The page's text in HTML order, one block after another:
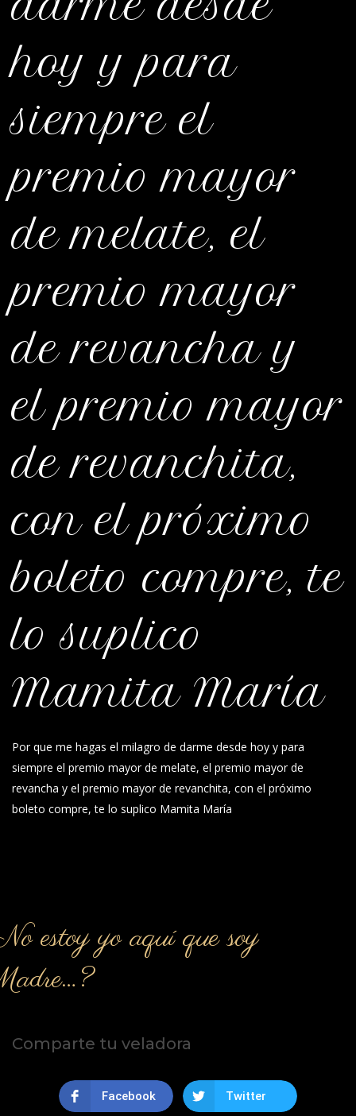
hoy y para
siempre el
premio mayor
de melate, el
premio mayor
de revancha y
el premio mayor
de revanchita,
con el próximo
boleto compre, te
lo suplico
Mamita María
Por que me hagas el milagro de darme desde hoy y para
siempre el premio mayor de melate, el premio mayor de
revancha y el premio mayor de revanchita, con el próximo
boleto compre, te lo suplico Mamita María
estoy yo aquí que soy
Comparte tu veladora
Facebook Twitter